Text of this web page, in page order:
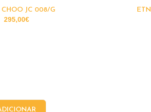
CHOO JC 008/G
295,00€